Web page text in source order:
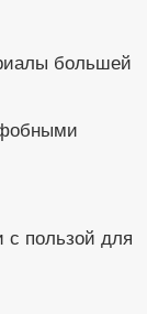
большей
с пользой для